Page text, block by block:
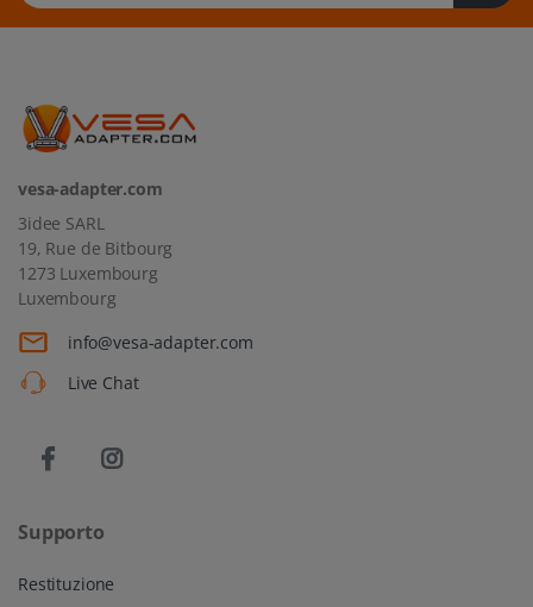
vesa-adapter.com
3idee SARL
19, Rue de Bitbourg
1273 Luxembourg
Luxembourg
info@vesa-adapter.com
Live Chat
Supporto
Restituzione